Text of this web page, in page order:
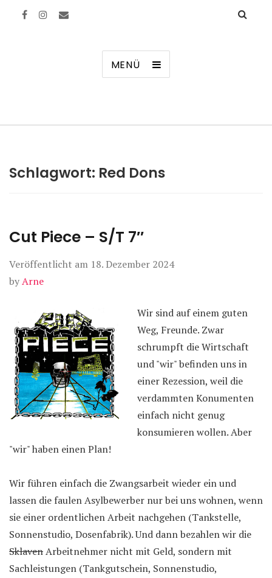
MENÜ
Schlagwort: Red Dons
Cut Piece – S/T 7″
Veröffentlicht am 18. Dezember 2024
byArne
Wir sind auf einem guten
Weg, Freunde. Zwar
schrumpft die Wirtschaft
und "wir" befinden uns in
einer Rezession, weil die
verdammten Konumenten
einfach nicht genug
konsumieren wollen. Aber
"wir" haben einen Plan!
Wir führen einfach die Zwangsarbeit wieder ein und
lassen die faulen Asylbewerber nur bei uns wohnen, wenn
sie einer ordentlichen Arbeit nachgehen (Tankstelle,
Sonnenstudio, Dosenfabrik). Und dann bezahlen wir die
SklavenArbeitnehmer nicht mit Geld, sondern mit
Sachleistungen (Tankgutschein, Sonnenstudio,